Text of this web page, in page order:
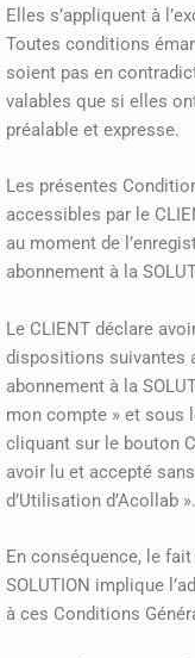
Elles s’appliquent à
Toutes conditions
soient pas en
valables que si elles
préalable et expresse.
Les présentes
accessibles par le
au moment de
abonnement à la
Le CLIENT déclare
dispositions suivantes
abonnement à la
mon compte » et sous
cliquant sur le bouton
avoir lu et accepté
d’Utilisation d’Acollab ».
En conséquence, le
SOLUTION implique
à ces Conditions